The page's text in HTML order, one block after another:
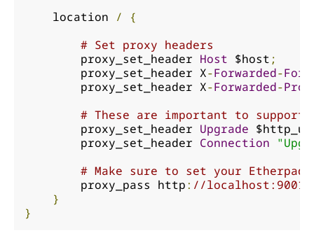
    location
/
{
# Set proxy headers
        proxy_set_header
Host $host ;
        proxy_set_header X
-Forwarded-For
        proxy_set_header X
-Forwarded-
# These are important to support
        proxy_set_header
Upgrade
        proxy_set_header
Connection
# Make sure to set your Etherpad
        proxy_pass http
: //localhost:9001;
}
}